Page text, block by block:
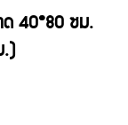
ด 40*80 ซม.
.)